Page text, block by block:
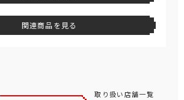
関連商品を見る
取り扱い店舗一覧